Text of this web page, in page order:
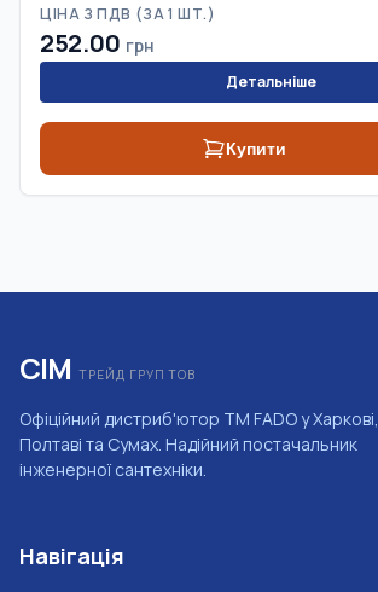
ЦІНА З ПДВ (ЗА 1 ШТ.)
252.00 грн
Детальніше
Купити
СІМ ТРЕЙД ГРУП ТОВ
Офіційний дистриб'ютор ТМ FADO у Харкові,
Полтаві та Сумах. Надійний постачальник
інженерної сантехніки.
Навігація